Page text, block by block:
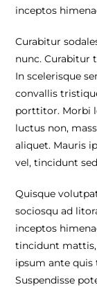
inceptos
Curabitur
nunc. Curabitur
In scelerisque
convallis
porttitor. Morbi
luctus non,
aliquet. Mauris
vel, tincidunt
Quisque
sociosqu ad
inceptos
tincidunt
ipsum ante quis
Suspendisse